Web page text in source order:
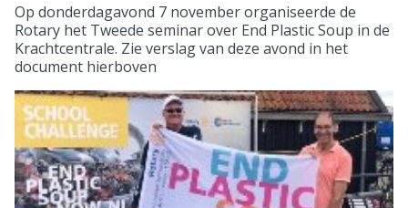
Op donderdagavond 7 november organiseerde de
Rotary het Tweede seminar over End Plastic Soup in de
Krachtcentrale. Zie verslag van deze avond in het
document hierboven